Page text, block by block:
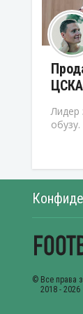
Лидер
обузу.